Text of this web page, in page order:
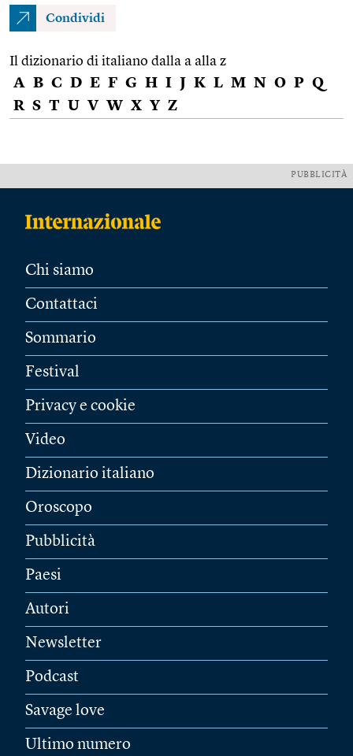
Condividi
Il dizionario di italiano dalla a alla z
A B C D E F G H I J K L M N O P Q
R S T U V W X Y Z
PUBBLICITÀ
Chi siamo
Contattaci
Sommario
Festival
Privacy e cookie
Video
Dizionario italiano
Oroscopo
Pubblicità
Paesi
Autori
Newsletter
Podcast
Savage love
Ultimo numero